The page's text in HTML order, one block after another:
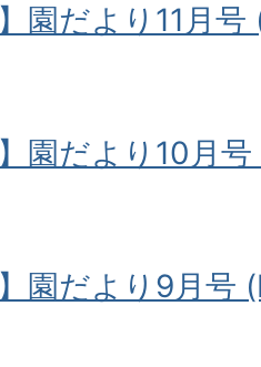
】園だより11月
】園だより10月
】園だより9月号